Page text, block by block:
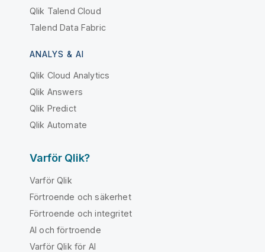
Qlik Talend Cloud
Talend Data Fabric
ANALYS & AI
Qlik Cloud Analytics
Qlik Answers
Qlik Predict
Qlik Automate
Varför Qlik?
Varför Qlik
Förtroende och säkerhet
Förtroende och integritet
AI och förtroende
Varför Qlik för AI